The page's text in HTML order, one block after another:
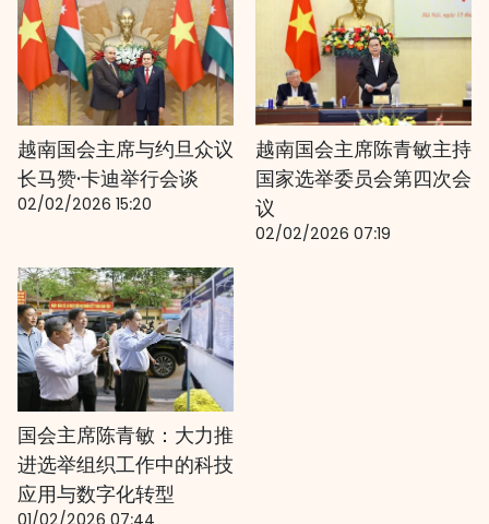
越南国会主席与约旦众议
长马赞·卡迪举行会谈
02/02/2026 15:20
越南国会主席陈青敏主持
国家选举委员会第四次会
议
02/02/2026 07:19
国会主席陈青敏：大力推
进选举组织工作中的科技
应用与数字化转型
01/02/2026 07:44